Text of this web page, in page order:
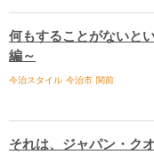
何もすることがないと
編～
今治スタイル 今治市 関前
それは、ジャパン・ク